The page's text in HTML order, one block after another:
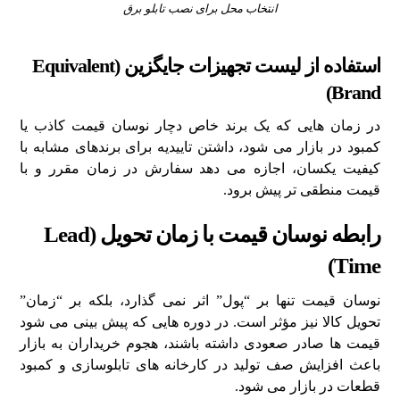
انتخاب محل برای نصب تابلو برق
استفاده از لیست تجهیزات جایگزین (Equivalent
Brand)
در زمان هایی که یک برند خاص دچار نوسان قیمت کاذب یا
کمبود در بازار می شود، داشتن تاییدیه برای برندهای مشابه با
کیفیت یکسان، اجازه می دهد سفارش در زمان مقرر و با
قیمت منطقی تر پیش برود.
رابطه نوسان قیمت با زمان تحویل (Lead
Time)
نوسان قیمت تنها بر “پول” اثر نمی گذارد، بلکه بر “زمان”
تحویل کالا نیز مؤثر است. در دوره هایی که پیش بینی می شود
قیمت ها صادر صعودی داشته باشند، هجوم خریداران به بازار
باعث افزایش صف تولید در کارخانه های تابلوسازی و کمبود
قطعات در بازار می شود.